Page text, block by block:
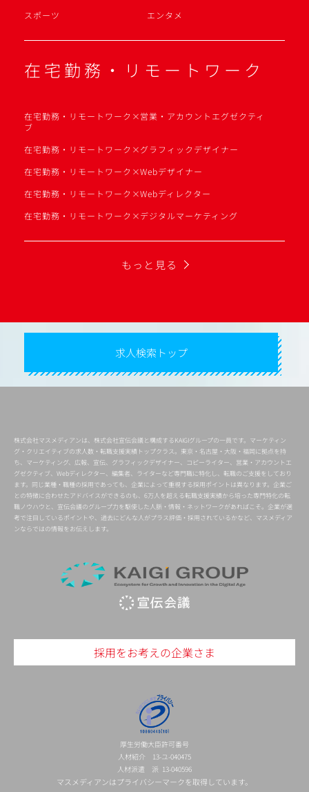
スポーツ
エンタメ
在宅勤務・リモートワーク
在宅勤務・リモートワーク×営業・アカウントエグゼクティ
ブ
在宅勤務・リモートワーク×グラフィックデザイナー
在宅勤務・リモートワーク×Webデザイナー
在宅勤務・リモートワーク×Webディレクター
在宅勤務・リモートワーク×デジタルマーケティング
もっと見る
求人検索トップ
株式会社マスメディアンは、株式会社宣伝会議と構成するKAIGIグループの一員です。マーケティン
グ・クリエイティブの求人数・転職支援実績トップクラス。東京・名古屋・大阪・福岡に拠点を持
ち、マーケティング、広報、宣伝、グラフィックデザイナー、コピーライター、営業・アカウントエ
グゼクティブ、Webディレクター、編集者、ライターなど専門職に特化し、転職のご支援をしており
ます。同じ業種・職種の採用であっても、企業によって重視する採用ポイントは異なります。企業ご
との特徴に合わせたアドバイスができるのも、6万人を超える転職支援実績から培った専門特化の転
職ノウハウと、宣伝会議のグループ力を駆使した人脈・情報・ネットワークがあればこそ。企業が選
考で注目しているポイントや、過去にどんな人がプラス評価・採用されているかなど、マスメディア
ンならではの情報をお伝えします。
採用をお考えの企業さま
厚生労働大臣許可番号
人材紹介 13-ユ-040475
人材派遣 派 13-040596
マスメディアンはプライバシーマークを取得しています。